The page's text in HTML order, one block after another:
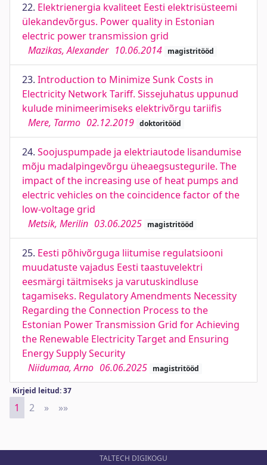
22. Elektrienergia kvaliteet Eesti elektrisüsteemi
ülekandevõrgus. Power quality in Estonian
electric power transmission grid
Mazikas, Alexander 10.06.2014 magistritööd
23. Introduction to Minimize Sunk Costs in
Electricity Network Tariff. Sissejuhatus uppunud
kulude minimeerimiseks elektrivõrgu tariifis
Mere, Tarmo 02.12.2019 doktoritööd
24. Soojuspumpade ja elektriautode lisandumise
mõju madalpingevõrgu üheaegsustegurile. The
impact of the increasing use of heat pumps and
electric vehicles on the coincidence factor of the
low-voltage grid
Metsik, Merilin 03.06.2025 magistritööd
25. Eesti põhivõrguga liitumise regulatsiooni
muudatuste vajadus Eesti taastuvelektri
eesmärgi täitmiseks ja varutuskindluse
tagamiseks. Regulatory Amendments Necessity
Regarding the Connection Process to the
Estonian Power Transmission Grid for Achieving
the Renewable Electricity Target and Ensuring
Energy Supply Security
Niidumaa, Arno 06.06.2025 magistritööd
Kirjeid leitud: 37
1 2 » Next
»»
TALTECH DIGIKOGU